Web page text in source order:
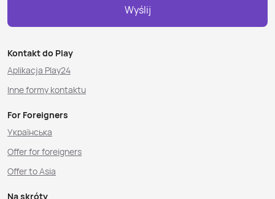
Wyślij
Kontakt do Play
Aplikacja Play24
Inne formy kontaktu
For Foreigners
Українська
Offer for foreigners
Offer to Asia
Na skróty